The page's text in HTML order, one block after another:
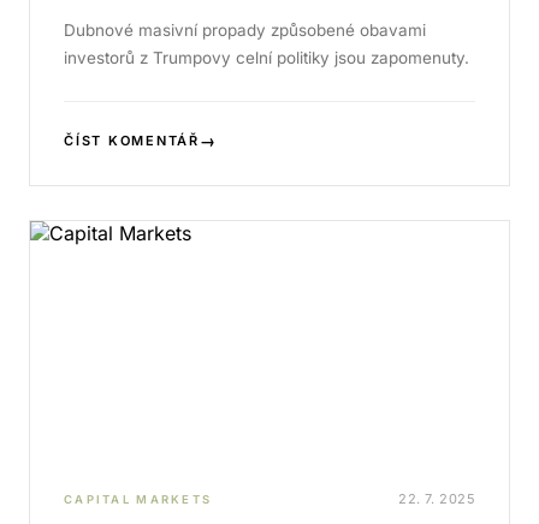
Dubnové masivní propady způsobené obavami
investorů z Trumpovy celní politiky jsou zapomenuty.
ČÍST KOMENTÁŘ →
CAPITAL MARKETS 22. 7. 2025